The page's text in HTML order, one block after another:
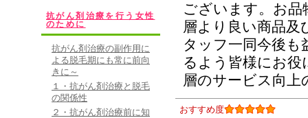
抗がん剤治療を行う女性
のために
抗がん剤治療の副作用に
よる脱毛期にも常に前向
きに～
１・抗がん剤治療と脱毛
の関係性
２・抗がん剤治療前に知
ございます。お
層より良い商品
タッフ一同今後も
るよう皆様にお役
層のサービス向
おすすめ度